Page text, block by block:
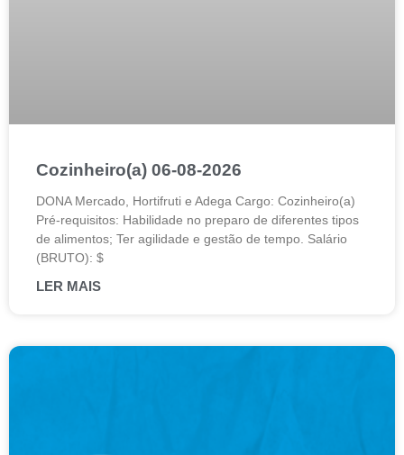
Cozinheiro(a) 06-08-2026
DONA Mercado, Hortifruti e Adega Cargo: Cozinheiro(a)
Pré-requisitos: Habilidade no preparo de diferentes tipos
de alimentos; Ter agilidade e gestão de tempo. Salário
(BRUTO): $
LER MAIS